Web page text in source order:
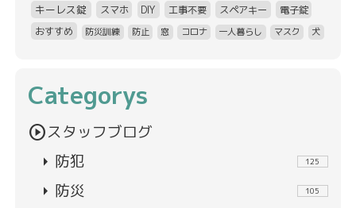
キーレス錠 スマホ DIY 工事不要 スペアキー
電子錠
おすすめ
防災訓練 防止 窓 コロナ 一人暮らし マスク 犬
Categorys
play_circleスタッフブログ
arrow_right 防犯 125
arrow_right 防災 105